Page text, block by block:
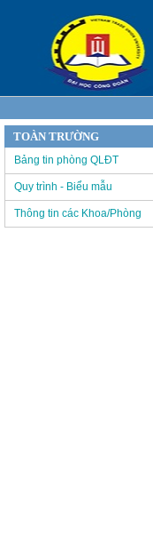
TOÀN TRƯỜNG
Bảng tin phòng QLĐT
Quy trình - Biểu mẫu
Thông tin các Khoa/Phòng